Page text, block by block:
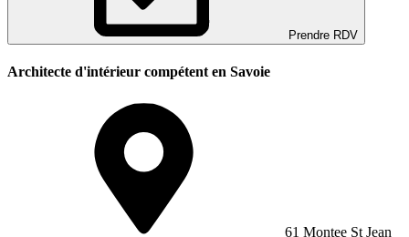
Prendre RDV
Architecte d'intérieur compétent en Savoie
61 Montee St Jean